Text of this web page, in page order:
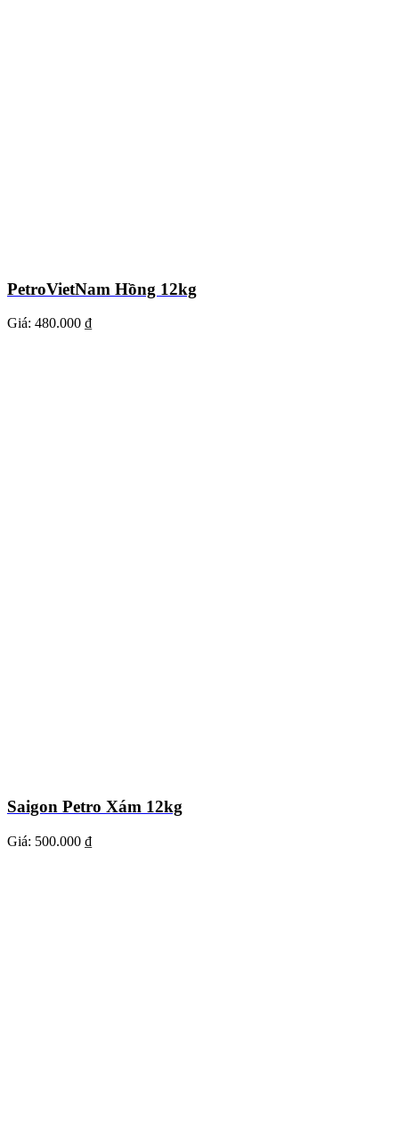
PetroVietNam Hồng 12kg
Giá: 480.000 ₫
Saigon Petro Xám 12kg
Giá: 500.000 ₫